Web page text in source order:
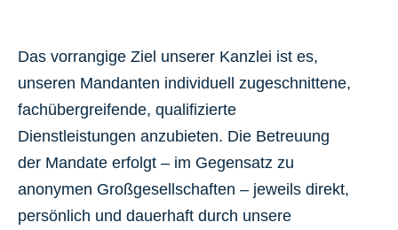
Das vorrangige Ziel unserer Kanzlei ist es,
unseren Mandanten individuell zugeschnittene,
fachübergreifende, qualifizierte
Dienstleistungen anzubieten. Die Betreuung
der Mandate erfolgt – im Gegensatz zu
anonymen Großgesellschaften – jeweils direkt,
persönlich und dauerhaft durch unsere